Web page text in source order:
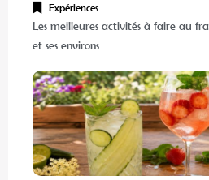
Expériences
Les meilleures activités à faire au
et ses environs